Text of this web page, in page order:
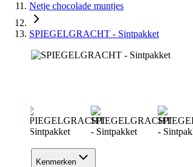
Netje chocolade muntjes
SPIEGELGRACHT - Sintpakket
Kenmerken